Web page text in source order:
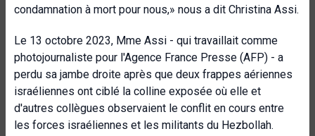
condamnation à mort pour nous,» nous a dit Christina Assi.
Le 13 octobre 2023, Mme Assi - qui travaillait comme
photojournaliste pour l'Agence France Presse (AFP) - a
perdu sa jambe droite après que deux frappes aériennes
israéliennes ont ciblé la colline exposée où elle et
d'autres collègues observaient le conflit en cours entre
les forces israéliennes et les militants du Hezbollah.